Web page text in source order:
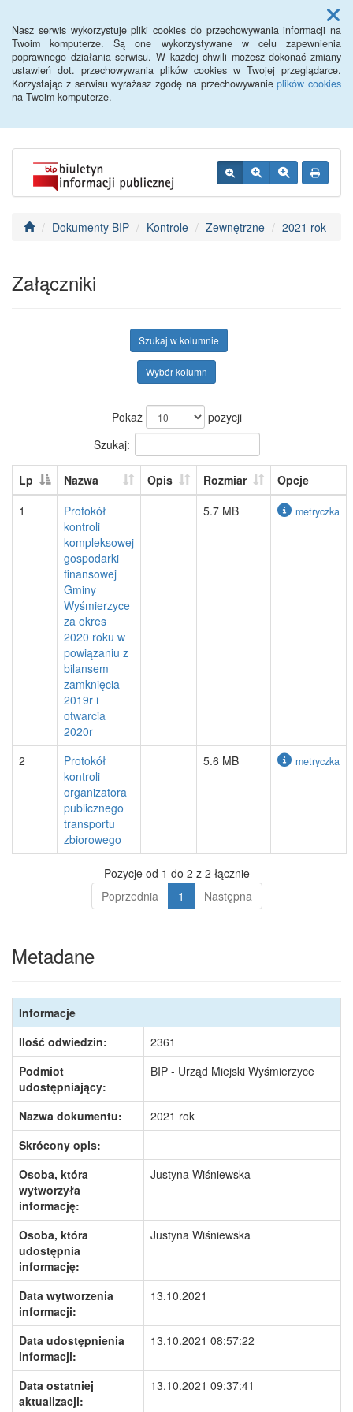
Nasz serwis wykorzystuje pliki cookies do przechowywania informacji na
Twoim komputerze. Są one wykorzystywane w celu zapewnienia
poprawnego działania serwisu. W każdej chwili możesz dokonać zmiany
ustawień dot. przechowywania plików cookies w Twojej przeglądarce.
Korzystając z serwisu wyrażasz zgodę na przechowywanieplików cookies
na Twoim komputerze.
Menu
BIP - Urząd Miejski
Wyśmierzyce
Dokumenty BIP Kontrole Zewnętrzne 2021 rok
Załączniki
Szukaj w kolumnie
Wybór kolumn
Pokaż
pozycji
Szukaj:
Lp Nazwa Opis Rozmiar
Opcje
1
Protokół
kontroli
kompleksowej
gospodarki
finansowej
Gminy
Wyśmierzyce
za okres
2020 roku w
powiązaniu z
bilansem
zamknięcia
2019r i
otwarcia
2020r
5.7 MB metryczka
2
Protokół
kontroli
organizatora
publicznego
transportu
zbiorowego
5.6 MB metryczka
Pozycje od 1 do 2 z 2 łącznie
Poprzednia
1 Następna
Metadane
Informacje
Ilość odwiedzin:
2361
Podmiot
udostępniający:
BIP - Urząd Miejski Wyśmierzyce
Nazwa dokumentu:
2021 rok
Skrócony opis:
Osoba, która
wytworzyła
informację:
Justyna Wiśniewska
Osoba, która
udostępnia
informację:
Justyna Wiśniewska
Data wytworzenia
informacji:
13.10.2021
Data udostępnienia
informacji:
13.10.2021 08:57:22
Data ostatniej
aktualizacji:
13.10.2021 09:37:41